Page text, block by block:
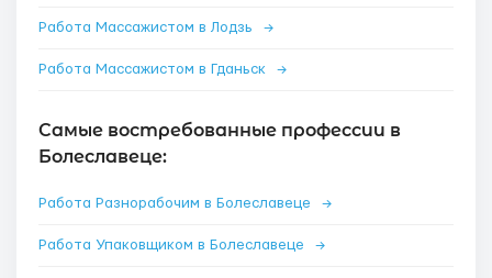
Работа Массажистом в Лодзь →
Работа Массажистом в Гданьск →
Самые востребованные профессии в
Болеславеце:
Работа Разнорабочим в Болеславеце →
Работа Упаковщиком в Болеславеце →